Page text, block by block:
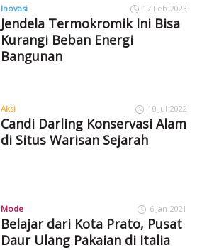
Inovasi 17 Feb 2023
Jendela Termokromik Ini Bisa
Kurangi Beban Energi
Bangunan
Aksi 10 Jul 2022
Candi Darling Konservasi Alam
di Situs Warisan Sejarah
Mode 6 Jan 2021
Belajar dari Kota Prato, Pusat
Daur Ulang Pakaian di Italia